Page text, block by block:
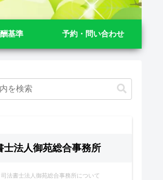
基準 予約・問い合わせ
士法人御苑総合事務所
司法書士法人御苑総合事務所について